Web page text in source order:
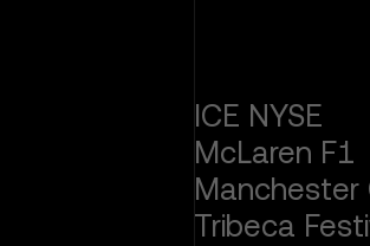
ICE NYSE
McLaren F1
Manchester
Tribeca